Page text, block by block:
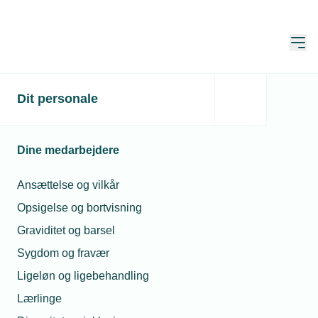
Dit personale
Dine medarbejdere
Ansættelse og vilkår
Opsigelse og bortvisning
Graviditet og barsel
Sygdom og fravær
Ligeløn og ligebehandling
Lærlinge
Dyre firmajulegaver uden